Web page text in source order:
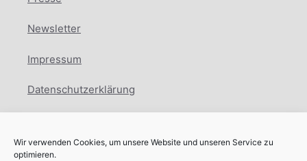
Wir verwenden Cookies, um unsere Website und unseren Service zu
optimieren.
Newsletter
Impressum
Datenschutzerklärung
Facebook
Instagram
LinkedIn